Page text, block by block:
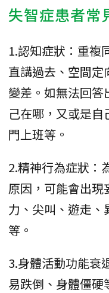
失智症患者常
1.認知症狀：重複
直講過去、空間
變差。如無法回答
己在哪，又或是
門上班等。
2.精神行為症狀：
原因，可能會出
力、尖叫、遊走、
等。
3.身體活動功能衰
易跌倒、身體僵硬